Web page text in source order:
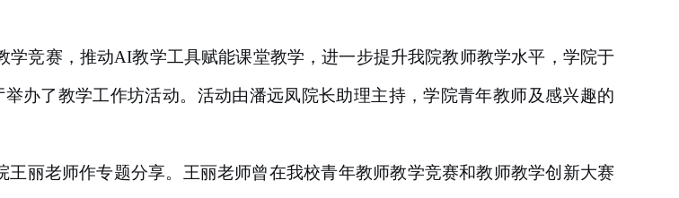
学竞赛，推动AI教学工具赋能课堂教学，进一步提升我院教师教学水平，学院于
办了教学工作坊活动。活动由潘远凤院长助理主持，学院青年教师及感兴趣的
王丽老师作专题分享。王丽老师曾在我校青年教师教学竞赛和教师教学创新大赛